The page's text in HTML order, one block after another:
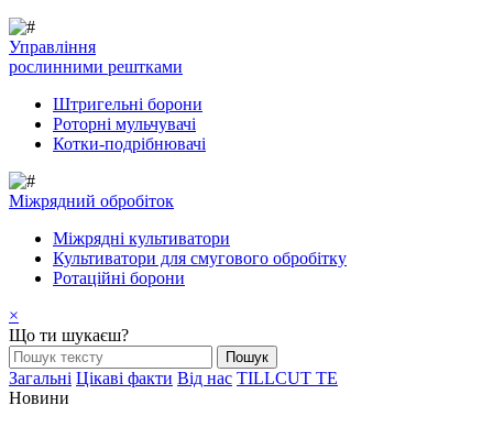
Управління
рослинними рештками
Штригельні борони
Pоторні мульчувачі
Котки-подрібнювачі
Mіжрядний обробіток
Міжрядні культиватори
Культиватори для смугового обробітку
Ротаційні борони
×
Що ти шукаєш?
Загальні Цікаві факти Від нас TILLCUT TE
Новини